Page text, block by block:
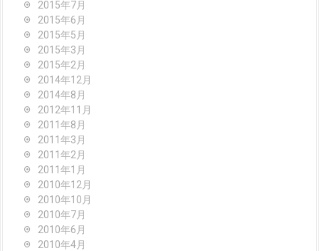
2015年7月
2015年6月
2015年5月
2015年3月
2015年2月
2014年12月
2014年8月
2012年11月
2011年8月
2011年3月
2011年2月
2011年1月
2010年12月
2010年10月
2010年7月
2010年6月
2010年4月